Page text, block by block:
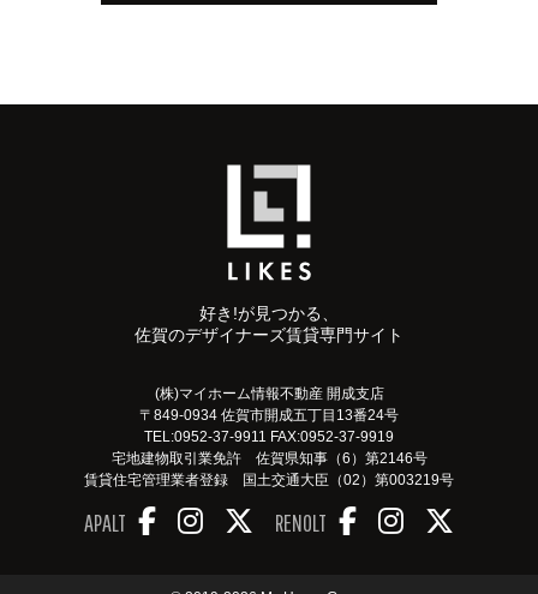
好き!が見つかる、
佐賀のデザイナーズ賃貸専門サイト
APALT RENOLT
(株)マイホーム情報不動産 開成支店
〒849-0934 佐賀市開成五丁目13番24号
TEL:0952-37-9911 FAX:0952-37-9919
宅地建物取引業免許 佐賀県知事（6）第2146号
賃貸住宅管理業者登録 国土交通大臣（02）第003219号